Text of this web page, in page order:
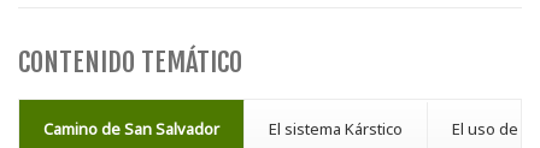
CONTENIDO TEMÁTICO
Camino de San Salvador El sistema Kárstico El uso de